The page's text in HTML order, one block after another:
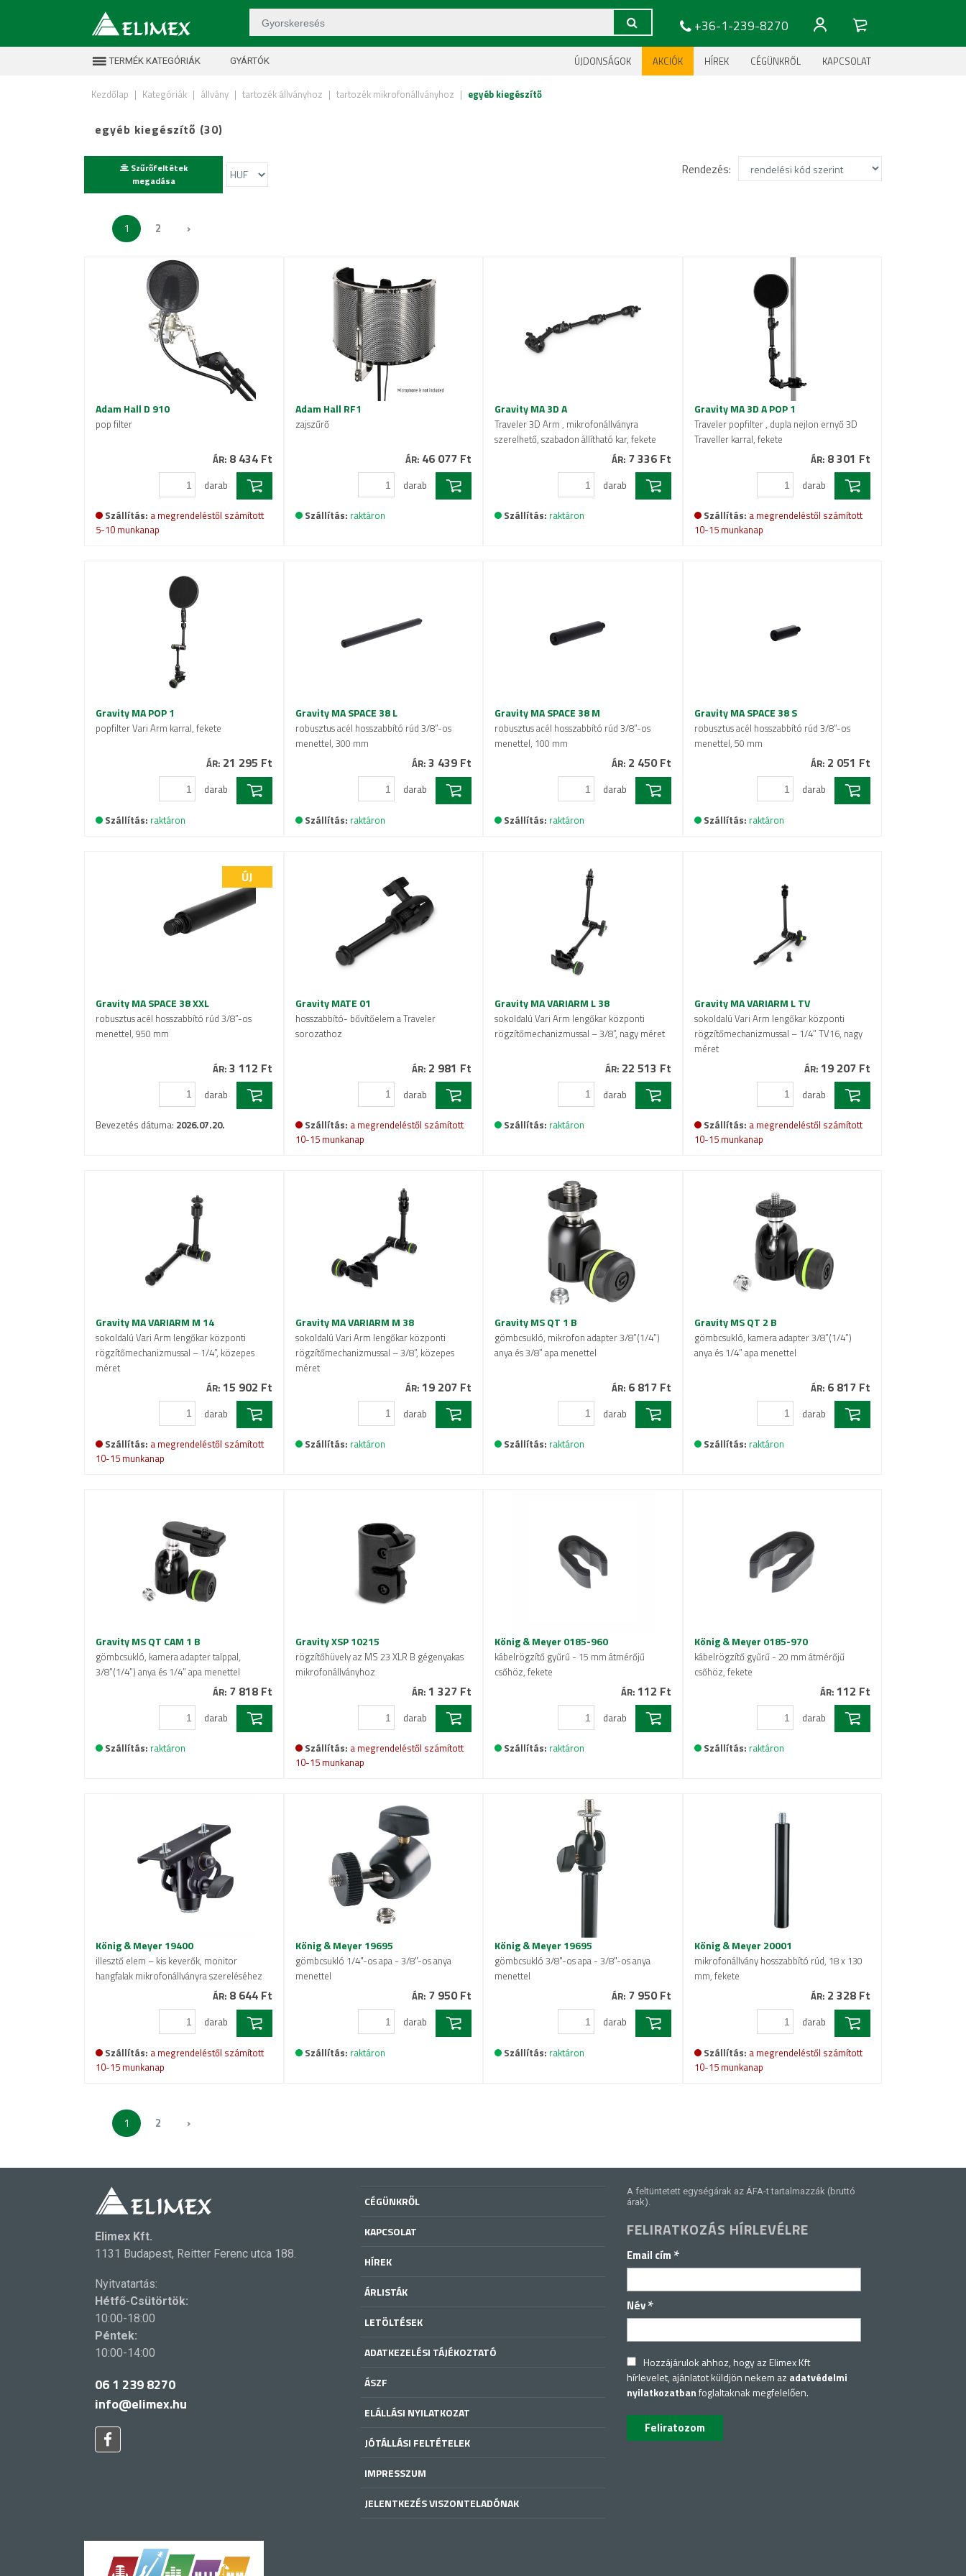
+36-1-239-8270
TERMÉK KATEGÓRIÁK GYÁRTÓK KAPCSOLAT
CÉGÜNKRŐL
HÍREK
AKCIÓK
ÚJDONSÁGOK
Kezdőlap | Kategóriák | állvány | tartozék állványhoz | tartozék mikrofonállványhoz | egyéb kiegészítő
egyéb kiegészítő (30)
Szűrőfeltétek
megadása
Rendezés:
1 2 ›
Adam Hall D 910
pop filter
ÁR: 8 434 Ft
darab
Szállítás: a megrendeléstől számított
5-10 munkanap
Adam Hall RF1
zajszűrő
ÁR: 46 077 Ft
darab
Szállítás: raktáron
Gravity MA 3D A
Traveler 3D Arm , mikrofonállványra
szerelhető, szabadon állítható kar, fekete
ÁR: 7 336 Ft
darab
Szállítás: raktáron
Gravity MA 3D A POP 1
Traveler popfilter , dupla nejlon ernyő 3D
Traveller karral, fekete
ÁR: 8 301 Ft
darab
Szállítás: a megrendeléstől számított
10-15 munkanap
Gravity MA POP 1
popfilter Vari Arm karral, fekete
ÁR: 21 295 Ft
darab
Szállítás: raktáron
Gravity MA SPACE 38 L
robusztus acél hosszabbító rúd 3/8”-os
menettel, 300 mm
ÁR: 3 439 Ft
darab
Szállítás: raktáron
Gravity MA SPACE 38 M
robusztus acél hosszabbító rúd 3/8”-os
menettel, 100 mm
ÁR: 2 450 Ft
darab
Szállítás: raktáron
Gravity MA SPACE 38 S
robusztus acél hosszabbító rúd 3/8”-os
menettel, 50 mm
ÁR: 2 051 Ft
darab
Szállítás: raktáron
ÚJ
Gravity MA SPACE 38 XXL
robusztus acél hosszabbító rúd 3/8”-os
menettel, 950 mm
ÁR: 3 112 Ft
darab
Bevezetés dátuma: 2026.07.20.
Gravity MATE 01
hosszabbító- bővítőelem a Traveler
sorozathoz
ÁR: 2 981 Ft
darab
Szállítás: a megrendeléstől számított
10-15 munkanap
Gravity MA VARIARM L 38
sokoldalú Vari Arm lengőkar központi
rögzítőmechanizmussal – 3/8”, nagy méret
ÁR: 22 513 Ft
darab
Szállítás: raktáron
Gravity MA VARIARM L TV
sokoldalú Vari Arm lengőkar központi
rögzítőmechanizmussal – 1/4” TV16, nagy
méret
ÁR: 19 207 Ft
darab
Szállítás: a megrendeléstől számított
10-15 munkanap
Gravity MA VARIARM M 14
sokoldalú Vari Arm lengőkar központi
rögzítőmechanizmussal – 1/4”, közepes
méret
ÁR: 15 902 Ft
darab
Szállítás: a megrendeléstől számított
10-15 munkanap
Gravity MA VARIARM M 38
sokoldalú Vari Arm lengőkar központi
rögzítőmechanizmussal – 3/8”, közepes
méret
ÁR: 19 207 Ft
darab
Szállítás: raktáron
Gravity MS QT 1 B
gömbcsukló, mikrofon adapter 3/8”(1/4”)
anya és 3/8” apa menettel
ÁR: 6 817 Ft
darab
Szállítás: raktáron
Gravity MS QT 2 B
gömbcsukló, kamera adapter 3/8”(1/4”)
anya és 1/4” apa menettel
ÁR: 6 817 Ft
darab
Szállítás: raktáron
Gravity MS QT CAM 1 B
gömbcsukló, kamera adapter talppal,
3/8”(1/4”) anya és 1/4” apa menettel
ÁR: 7 818 Ft
darab
Szállítás: raktáron
Gravity XSP 10215
rögzítőhüvely az MS 23 XLR B gégenyakas
mikrofonállványhoz
ÁR: 1 327 Ft
darab
Szállítás: a megrendeléstől számított
10-15 munkanap
König & Meyer 0185-960
kábelrögzítő gyűrű - 15 mm átmérőjű
csőhöz, fekete
ÁR: 112 Ft
darab
Szállítás: raktáron
König & Meyer 0185-970
kábelrögzítő gyűrű - 20 mm átmérőjű
csőhöz, fekete
ÁR: 112 Ft
darab
Szállítás: raktáron
König & Meyer 19400
illesztő elem – kis keverők, monitor
hangfalak mikrofonállványra szereléséhez
ÁR: 8 644 Ft
darab
Szállítás: a megrendeléstől számított
10-15 munkanap
König & Meyer 19695
gömbcsukló 1/4"-os apa - 3/8"-os anya
menettel
ÁR: 7 950 Ft
darab
Szállítás: raktáron
König & Meyer 19695
gömbcsukló 3/8"-os apa - 3/8"-os anya
menettel
ÁR: 7 950 Ft
darab
Szállítás: raktáron
König & Meyer 20001
mikrofonállvány hosszabbító rúd, 18 x 130
mm, fekete
ÁR: 2 328 Ft
darab
Szállítás: a megrendeléstől számított
10-15 munkanap
1 2 ›
Elimex Kft.
1131 Budapest, Reitter Ferenc utca 188.
Nyitvatartás:
Hétfő-Csütörtök:
10:00-18:00
Péntek:
10:00-14:00
06 1 239 8270
info@elimex.hu
CÉGÜNKRŐL
KAPCSOLAT
HÍREK
ÁRLISTÁK
LETÖLTÉSEK
ADATKEZELÉSI TÁJÉKOZTATÓ
ÁSZF
ELÁLLÁSI NYILATKOZAT
JÓTÁLLÁSI FELTÉTELEK
IMPRESSZUM
JELENTKEZÉS VISZONTELADÓNAK
A feltüntetett egységárak az ÁFA-t tartalmazzák (bruttó
árak).
FELIRATKOZÁS HÍRLEVÉLRE
Email cím *
Név*
Hozzájárulok ahhoz, hogy az Elimex Kft
hírlevelet, ajánlatot küldjön nekem az adatvédelmi
nyilatkozatbanfoglaltaknak megfelelően.